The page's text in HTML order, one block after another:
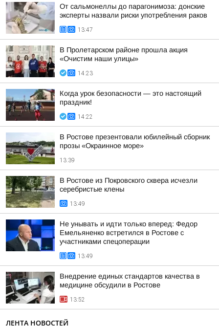
От сальмонеллы до парагонимоза: донские
эксперты назвали риски употребления раков
13:47
В Пролетарском районе прошла акция
«Очистим наши улицы»
14:23
Когда урок безопасности — это настоящий
праздник!
14:22
В Ростове презентовали юбилейный сборник
прозы «Окраинное море»
13:39
В Ростове из Покровского сквера исчезли
серебристые клены
13:49
Не унывать и идти только вперед: Федор
Емельяненко встретился в Ростове с
участниками спецоперации
13:49
Внедрение единых стандартов качества в
медицине обсудили в Ростове
13:52
ЛЕНТА НОВОСТЕЙ